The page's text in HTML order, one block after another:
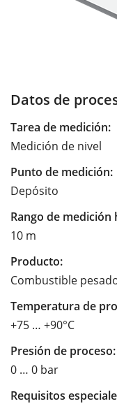
Datos de
Tarea de medición:
Medición de nivel
Punto de medición:
Depósito
Rango de medición
10 m
Producto:
Combustible
Temperatura de
+75 … +90°C
Presión de proceso:
0 … 0 bar
Requisitos